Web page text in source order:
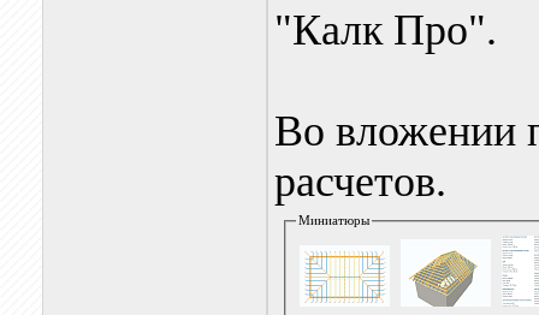
"Калк Про".
Во вложении
расчетов.
Миниатюры